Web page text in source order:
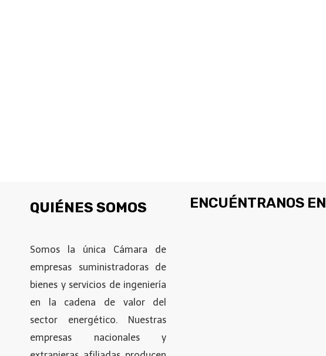
QUIÉNES SOMOS
Somos la única Cámara de
empresas suministradoras de
bienes y servicios de ingeniería
en la cadena de valor del
sector energético. Nuestras
empresas nacionales y
ENCUÉNTRANOS EN